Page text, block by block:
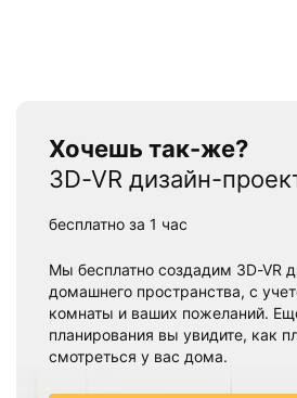
Хочешь так-же?
3D-VR дизайн-
бесплатно за 1 час
Мы бесплатно создадим 3D-VR
домашнего пространства, с
комнаты и ваших пожеланий.
планирования вы увидите, как
смотреться у вас дома.